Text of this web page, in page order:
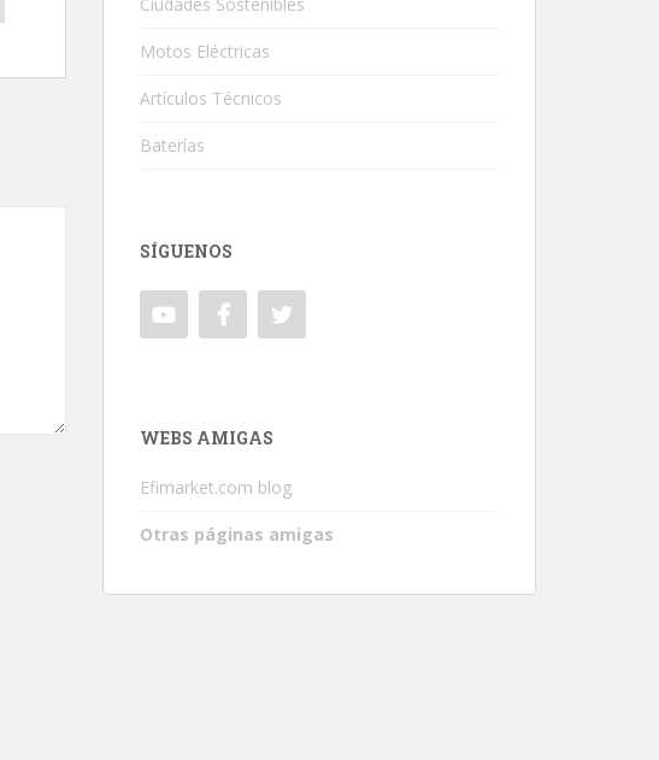
Ciudades Sostenibles
Motos Eléctricas
Artículos Técnicos
Baterías
SÍGUENOS
WEBS AMIGAS
Efimarket.com blog
Otras páginas amigas